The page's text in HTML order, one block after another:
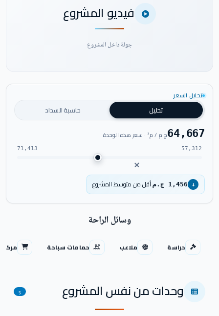
فيديو المشروع
جولة داخل المشروع
شاهد فيديو المشروع
تحليل السعر
تحليل حاسبة السداد
64,667ج.م / م² · سعر هذه الوحدة
57,312
71,413
↓ 1,456 ج.م أقل من متوسط المشروع
وسائل الراحة
حراسة ملاعب حمامات سباحة مركز
وحدات من نفس المشروع 5